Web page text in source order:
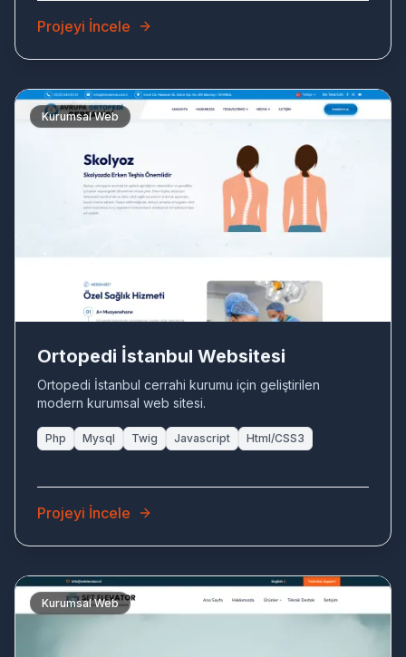
Projeyi İncele
OR
Kurumsal Web
Ortopedi İstanbul Websitesi
Ortopedi İstanbul cerrahi kurumu için geliştirilen
modern kurumsal web sitesi.
Php Mysql Twig Javascript Html/CSS3
Projeyi İncele
Kurumsal Web